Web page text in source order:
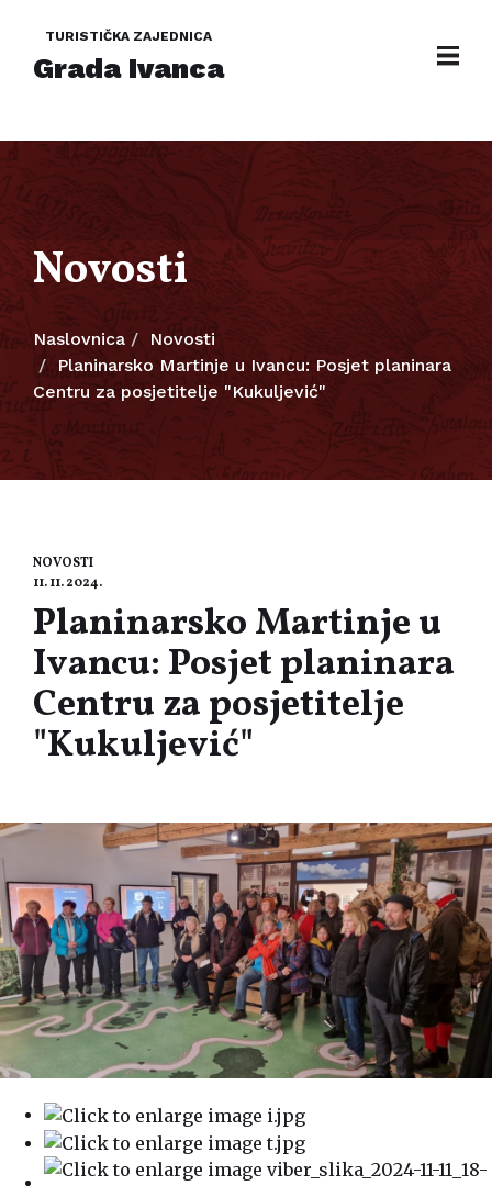
TURISTIČKA ZAJEDNICA
Grada Ivanca
Novosti
Naslovnica
Novosti
Planinarsko Martinje u Ivancu: Posjet planinara
Centru za posjetitelje "Kukuljević"
NOVOSTI
11. 11. 2024.
Planinarsko Martinje u
Ivancu: Posjet planinara
Centru za posjetitelje
"Kukuljević"